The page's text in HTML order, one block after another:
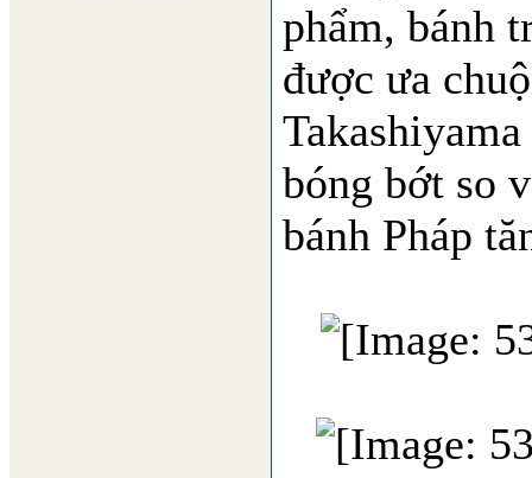
phẩm, bánh
được ưa
bóng bớt so
bánh Pháp